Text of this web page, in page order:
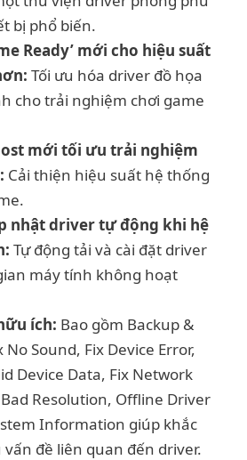
bị phổ biến.
Ready’ mới cho hiệu suất
Tối ưu hóa driver đồ họa
cho trải nghiệm chơi game
mới tối ưu trải nghiệm
Cải thiện hiệu suất hệ thống
nhật driver tự động khi hệ
Tự động tải và cài đặt driver
máy tính không hoạt
ích: Bao gồm Backup &
No Sound, Fix Device Error,
Device Data, Fix Network
Resolution, Offline Driver
Information giúp khắc
đề liên quan đến driver.